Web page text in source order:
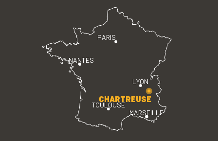
PARIS
LYON
TOULOUSE
MARSEILLE
NANTES
CHARTREUSE